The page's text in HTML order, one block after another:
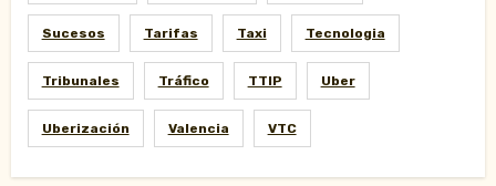
Sucesos Tarifas Taxi Tecnologia
Tribunales Tráfico TTIP Uber
Uberización Valencia VTC